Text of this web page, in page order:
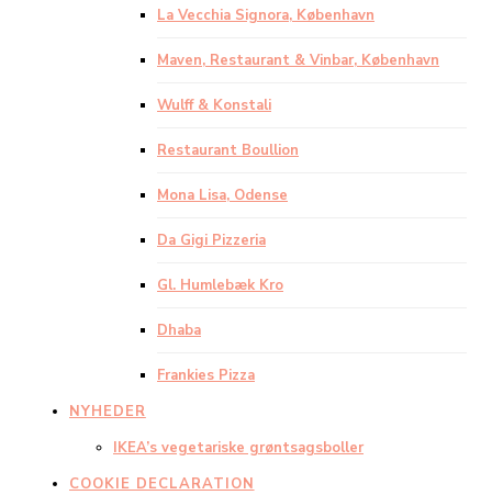
La Vecchia Signora, København
Maven, Restaurant & Vinbar, København
Wulff & Konstali
Restaurant Boullion
Mona Lisa, Odense
Da Gigi Pizzeria
Gl. Humlebæk Kro
Dhaba
Frankies Pizza
NYHEDER
IKEA’s vegetariske grøntsagsboller
COOKIE DECLARATION